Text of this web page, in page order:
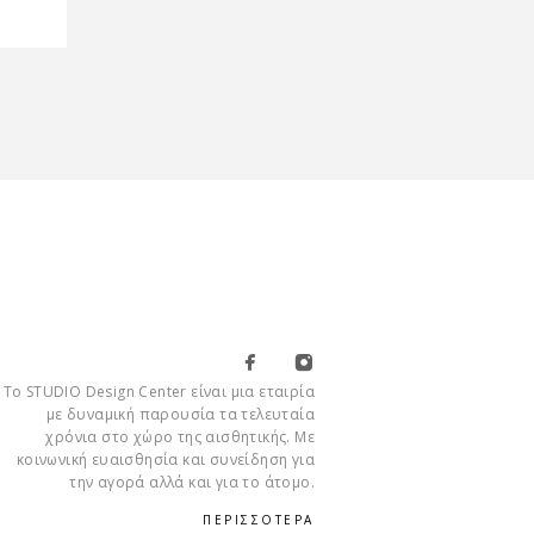
Το STUDIO Design Center είναι μια εταιρία
με δυναμική παρουσία τα τελευταία
χρόνια στο χώρο της αισθητικής. Με
κοινωνική ευαισθησία και συνείδηση για
την αγορά αλλά και για το άτομο.
ΠΕΡΙΣΣΟΤΕΡΑ